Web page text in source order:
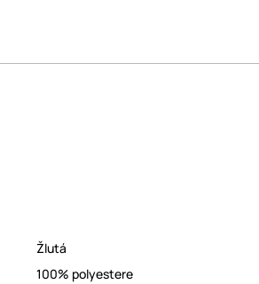
Žlutá
100% polyestere